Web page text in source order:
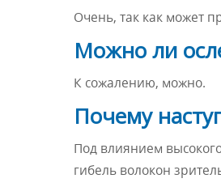
Очень, так как может
Можно ли
К сожалению, можно.
Почему
Под влиянием
гибель волокон